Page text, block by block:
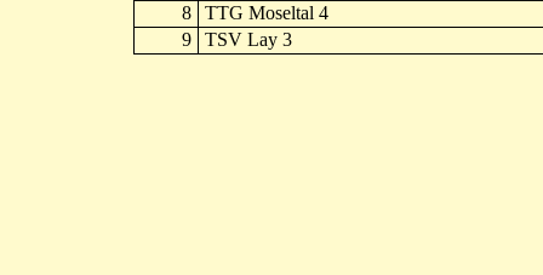
8
TTG Moseltal 4
9
TSV Lay 3